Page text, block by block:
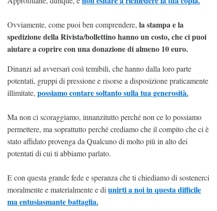
Ovviamente, come puoi ben comprendere, la stampa e la
spedizione della Rivista/bollettino hanno un costo, che ci puoi
aiutare a coprire con una donazione di almeno 10 euro.
Dinanzi ad avversari così temibili, che hanno dalla loro parte
potentati, gruppi di pressione e risorse a disposizione praticamente
illimitate, possiamo contare soltanto sulla tua generosità.
Ma non ci scoraggiamo, innanzitutto perché non ce lo possiamo
permettere, ma soprattutto perché crediamo che il compito che ci è
stato affidato provenga da Qualcuno di molto più in alto dei
potentati di cui ti abbiamo parlato.
E con questa grande fede e speranza che ti chiediamo di sostenerci
moralmente e materialmente e di unirti a noi in questa difficile
ma entusiasmante battaglia.